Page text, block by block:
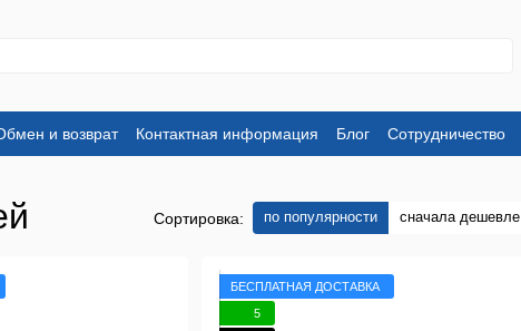
и возврат Контактная информация Блог Сотрудничество
Сортировка: по популярности сначала дешевле
БЕСПЛАТНАЯ ДОСТАВКА
5